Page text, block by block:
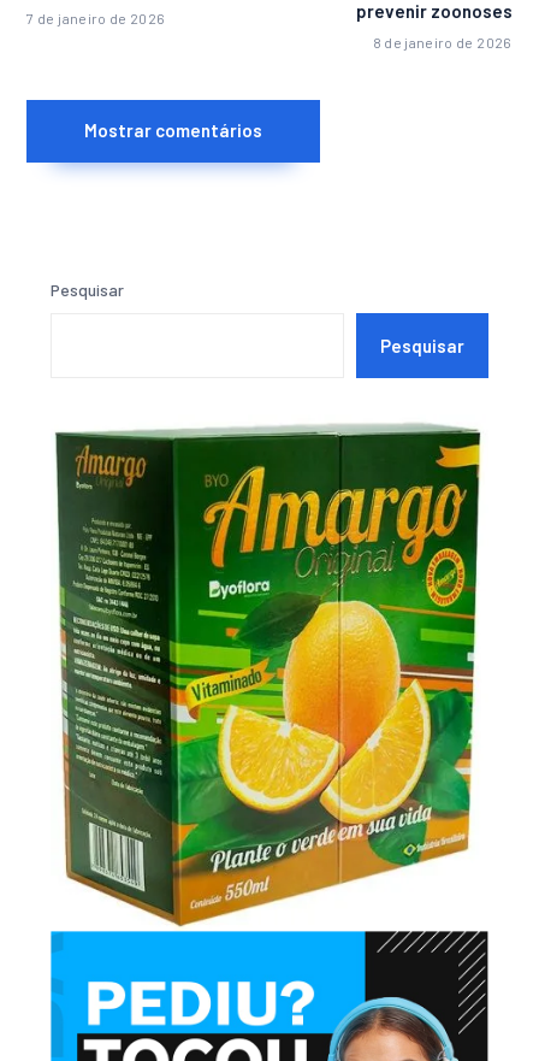
7 de janeiro de 2026 prevenir zoonoses
8 de janeiro de 2026
Mostrar comentários
Pesquisar
Pesquisar